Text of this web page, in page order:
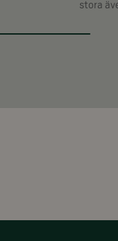
stora
eller